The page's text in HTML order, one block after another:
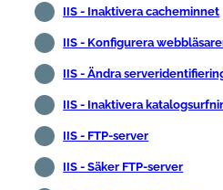
IIS - Inaktivera cacheminnet
IIS - Konfigurera
IIS - Ändra
IIS - Inaktivera
IIS - FTP-server
IIS - Säker FTP-server